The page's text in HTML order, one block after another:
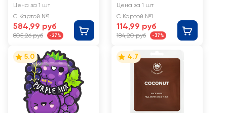
Aloe 99%
Цена за 1 шт
С Картой №1
584,99 руб
805,26 руб -27%
Гиалуроновая
кислота
Цена за 1 шт
С Картой №1
114,99 руб
184,20 руб -37%
5.0 4.7